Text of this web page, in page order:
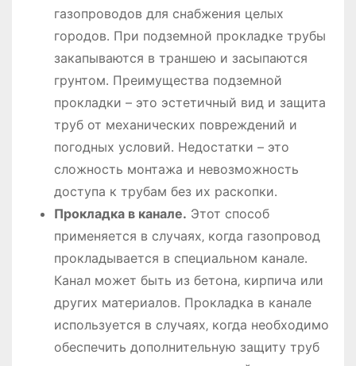
газопроводов для снабжения целых
городов․ При подземной прокладке трубы
закапываются в траншею и засыпаются
грунтом․ Преимущества подземной
прокладки – это эстетичный вид и защита
труб от механических повреждений и
погодных условий․ Недостатки – это
сложность монтажа и невозможность
доступа к трубам без их раскопки․
Прокладка в канале․ Этот способ
применяется в случаях‚ когда газопровод
прокладывается в специальном канале․
Канал может быть из бетона‚ кирпича или
других материалов․ Прокладка в канале
используется в случаях‚ когда необходимо
обеспечить дополнительную защиту труб